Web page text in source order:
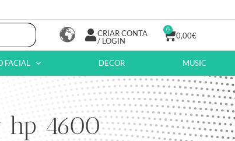
CRIAR CONTA
/ LOGIN
0,00€
0
FACIAL DECOR MUSIC
hp 4600